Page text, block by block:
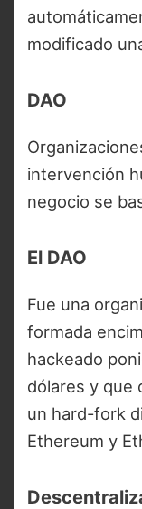
modificado
DAO
intervención
negocio se
El DAO
Fue una
formada
hackeado
dólares y que
un hard-fork
Ethereum y